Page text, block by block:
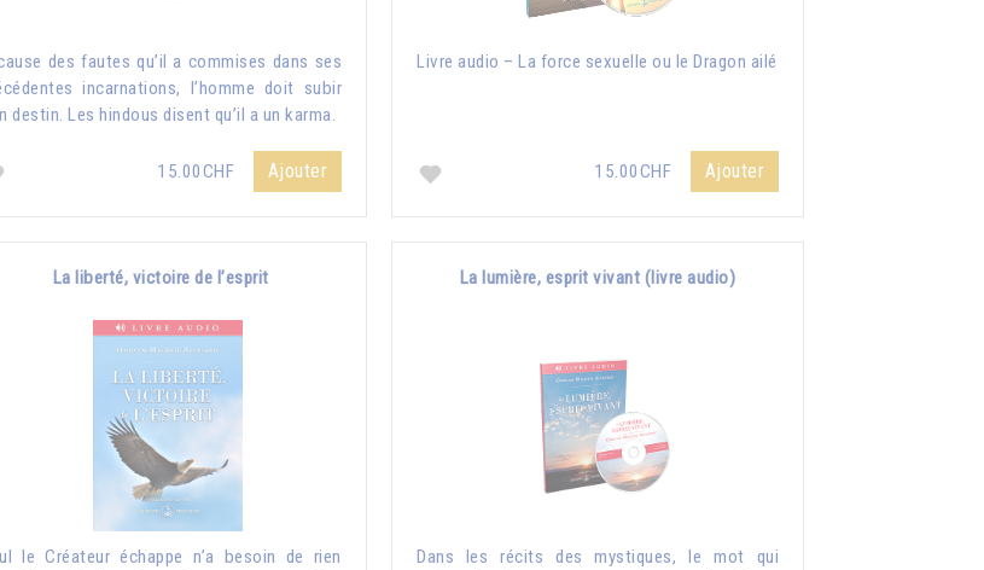
des fautes qu’il a commises dans ses
incarnations, l’homme doit subir
destin. Les hindous disent qu’il a un karma.
15.00CHF Ajouter
Livre audio – La force sexuelle ou le Dragon ailé
15.00CHF Ajouter
La liberté, victoire de l’esprit
le Créateur échappe n’a besoin de rien
La lumière, esprit vivant (livre audio)
Dans les récits des mystiques, le mot qui